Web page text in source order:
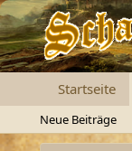
Startseite
Neue Beiträge